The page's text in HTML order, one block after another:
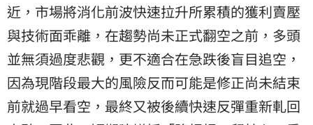
近，市場將消化前波快速拉升所累積的獲利賣壓
與技術面乖離，在趨勢尚未正式翻空之前，多頭
並無須過度悲觀，更不適合在急跌後盲目追空，
因為現階段最大的風險反而可能是修正尚未結束
前就過早看空，最終又被後續快速反彈重新軋回